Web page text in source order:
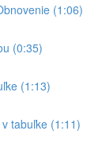
(1:06)
(0:35)
(1:13)
tabuľke (1:11)